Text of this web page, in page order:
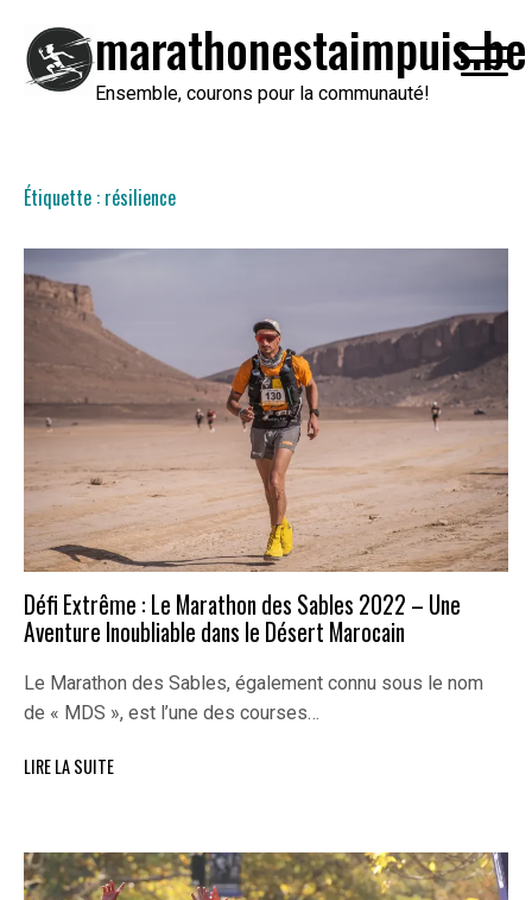
contenu
marathonestaimpuis.be
Ensemble, courons pour la communauté!
Étiquette : résilience
Défi Extrême : Le Marathon des Sables 2022 – Une
Aventure Inoubliable dans le Désert Marocain
Le Marathon des Sables, également connu sous le nom
de « MDS », est l’une des courses…
LIRE LA SUITE